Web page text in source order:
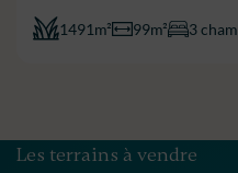
1491m² 99m² 3
Les terrains à vendre